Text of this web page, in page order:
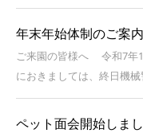
年末年始体制のご案内
ご来園の皆様へ 令和7年
におきましては、終日機
ペット面会開始しま